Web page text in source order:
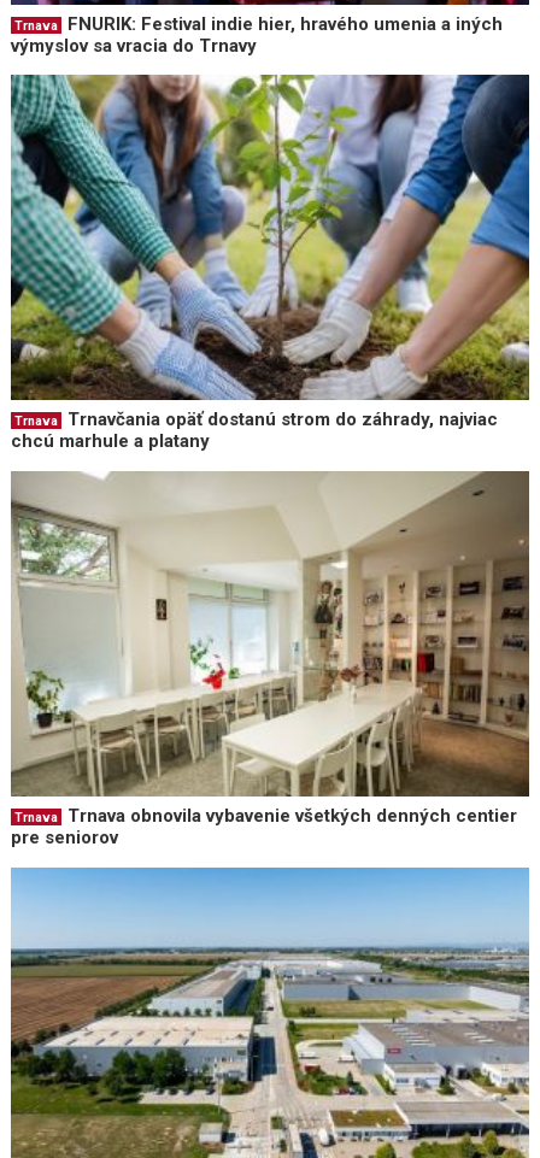
Trnava
FNURIK: Festival indie hier, hravého umenia a iných
výmyslov sa vracia do Trnavy
Trnava
Trnavčania opäť dostanú strom do záhrady, najviac
chcú marhule a platany
Trnava
Trnava obnovila vybavenie všetkých denných centier
pre seniorov